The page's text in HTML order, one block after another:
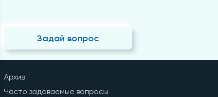
Задай вопрос
Архив
Часто задаваемые вопросы